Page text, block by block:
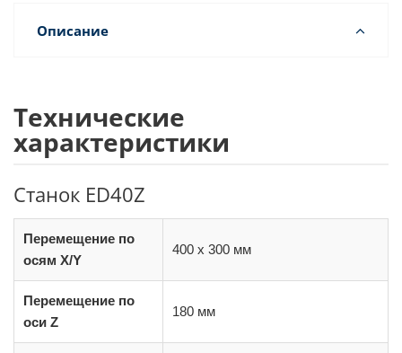
Описание
Технические
характеристики
Станок ED40Z
Перемещение по
осям X/Y
400 x 300 мм
Перемещение по
оси Z
180 мм